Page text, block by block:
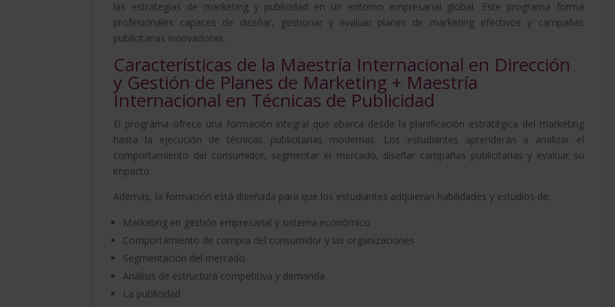
Internacional
en
de
Publicidad
cantidad
las estrategias de marketing y publicidad en un entorno empresarial global. Este programa forma
profesionales capaces de diseñar, gestionar y evaluar planes de marketing efectivos y campañas
publicitarias innovadoras.
Características de la Maestría Internacional en Dirección
y Gestión de Planes de Marketing + Maestría
Internacional en Técnicas de Publicidad
El programa ofrece una formación integral que abarca desde la planificación estratégica del marketing
hasta la ejecución de técnicas publicitarias modernas. Los estudiantes aprenderán a analizar el
comportamiento del consumidor, segmentar el mercado, diseñar campañas publicitarias y evaluar su
impacto.
Además, la formación está diseñada para que los estudiantes adquieran habilidades y estudios de:
Marketing en gestión empresarial y sistema económico
Comportamiento de compra del consumidor y las organizaciones
Segmentación del mercado
Análisis de estructura competitiva y demanda
La publicidad